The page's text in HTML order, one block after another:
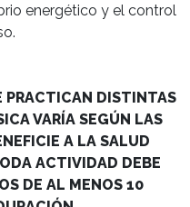
energético y el control
PRACTICAN DISTINTAS
VARÍA SEGÚN LAS
A LA SALUD
ACTIVIDAD DEBE
DE AL MENOS 10